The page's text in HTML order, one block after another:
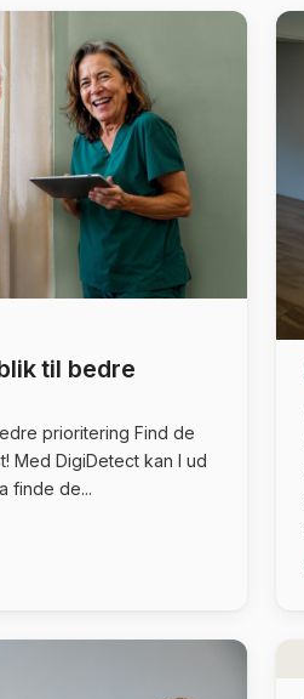
til bedre
prioritering Find de
Med DigiDetect kan I ud
finde de...